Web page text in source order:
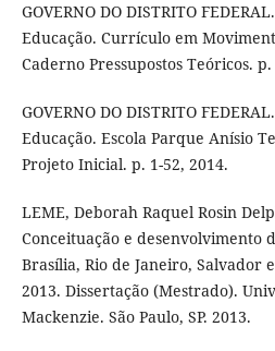
GOVERNO DO DISTRITO
Educação. Currículo em
Caderno Pressupostos Teóricos. p.
GOVERNO DO DISTRITO
Educação. Escola Parque Anísio
Projeto Inicial. p. 1-52, 2014.
LEME, Deborah Raquel Rosin
Conceituação e desenvolvimento
Brasília, Rio de Janeiro, Salvador
2013. Dissertação (Mestrado).
Mackenzie. São Paulo, SP. 2013.